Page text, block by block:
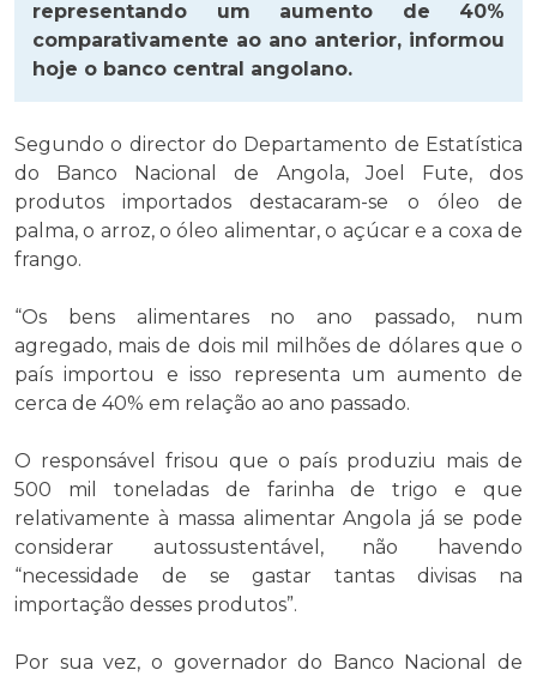
representando um aumento de 40%
comparativamente ao ano anterior, informou
hoje o banco central angolano.
Segundo o director do Departamento de Estatística
do Banco Nacional de Angola, Joel Fute, dos
produtos importados destacaram-se o óleo de
palma, o arroz, o óleo alimentar, o açúcar e a coxa de
frango.
“Os bens alimentares no ano passado, num
agregado, mais de dois mil milhões de dólares que o
país importou e isso representa um aumento de
cerca de 40% em relação ao ano passado.
O responsável frisou que o país produziu mais de
500 mil toneladas de farinha de trigo e que
relativamente à massa alimentar Angola já se pode
considerar autossustentável, não havendo
“necessidade de se gastar tantas divisas na
importação desses produtos”.
Por sua vez, o governador do Banco Nacional de